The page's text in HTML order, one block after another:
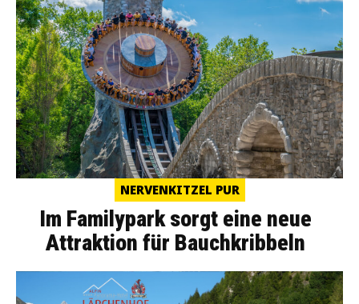
NERVENKITZEL PUR
Im Familypark sorgt eine neue
Attraktion für Bauchkribbeln